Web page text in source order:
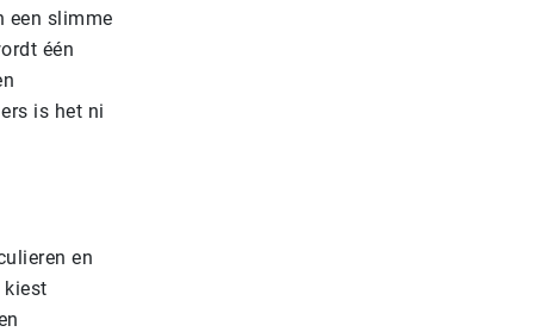
een slimme
één
is het ni
en
kiest